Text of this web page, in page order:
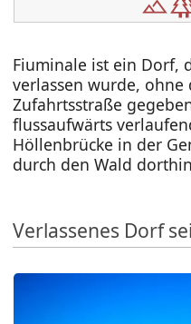
Fiuminale ist ein Dorf,
verlassen wurde, ohne
Zufahrtsstraße
flussaufwärts
Höllenbrücke in der
durch den Wald
Verlassenes Dorf